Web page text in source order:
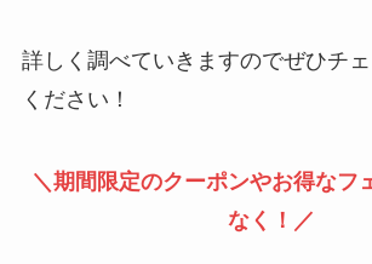
詳しく調べていきますのでぜひチ
ください！
＼期間限定のクーポンやお得なフ
なく！／